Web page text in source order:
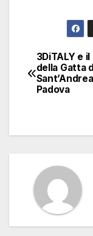
articoli
3DiTALY e
della Gatta
Padova